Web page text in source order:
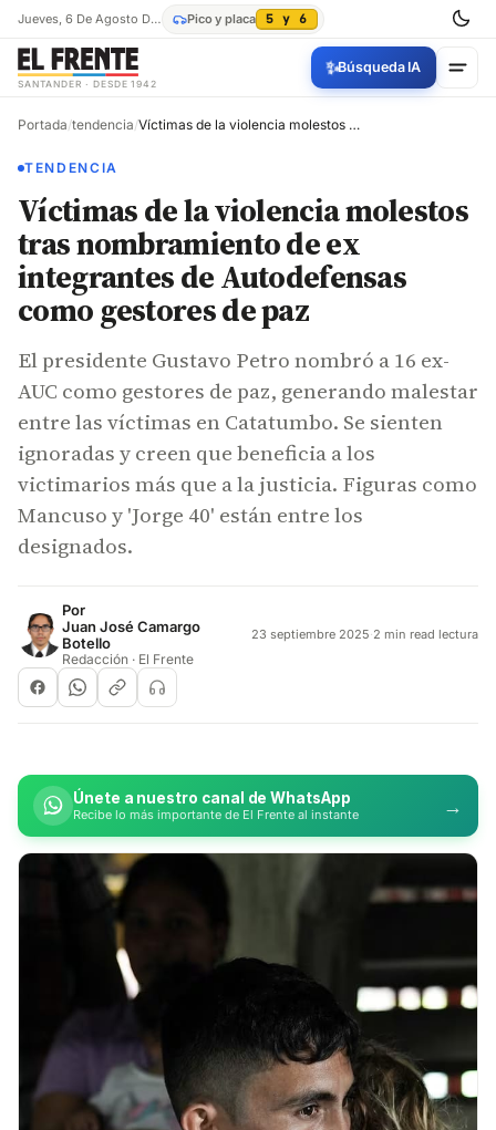
Jueves, 6 De Agosto De 2026 Pico y placa 5 y 6
SANTANDER · DESDE 1942
✨Búsqueda IA
Portada/tendencia/ Víctimas de la violencia molestos tras nombramiento de ex integrantes de Autodefensas como gestores de paz
TENDENCIA
Víctimas de la violencia molestos
tras nombramiento de ex
integrantes de Autodefensas
como gestores de paz
El presidente Gustavo Petro nombró a 16 ex-
AUC como gestores de paz, generando malestar
entre las víctimas en Catatumbo. Se sienten
ignoradas y creen que beneficia a los
victimarios más que a la justicia. Figuras como
Mancuso y 'Jorge 40' están entre los
designados.
Por
Juan José Camargo
Botello
Redacción · El Frente
23 septiembre 2025·2 min read lectura
Únete a nuestro canal de WhatsApp
Recibe lo más importante de El Frente al instante →